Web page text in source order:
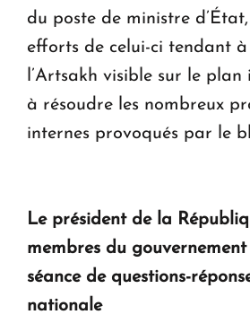
du poste de ministre
efforts de celui-ci tendant
l’Artsakh visible sur le
à résoudre les nombreux
internes provoqués par le
Le président de la
membres du
séance de questions-
nationale